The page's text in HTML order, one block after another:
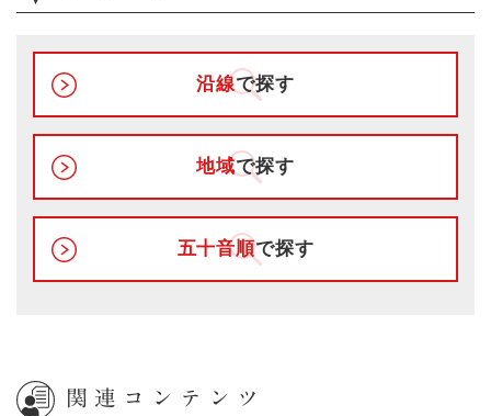
沿線で探す
地域で探す
五十音順で探す
関連コンテンツ